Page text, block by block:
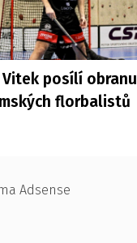
Vitek posílí obranu
florbalistů
Adsense